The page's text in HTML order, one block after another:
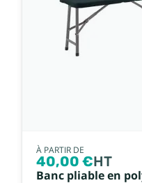
À PARTIR DE
40,00 €HT
Banc pliable en